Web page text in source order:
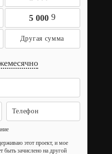
5 000 9
этот проект, и мое
быть зачислено на другой